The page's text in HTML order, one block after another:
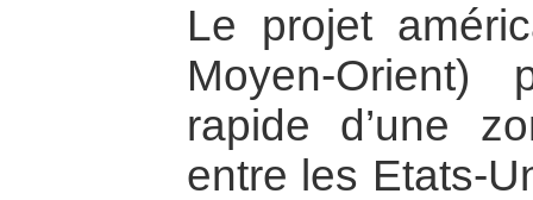
Le projet
Moyen-Orient)
rapide d’une
entre les Etats-